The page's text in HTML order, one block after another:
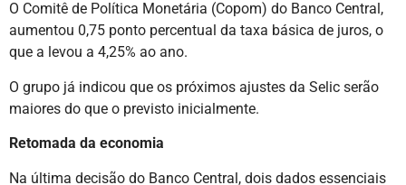
O Comitê de Política Monetária (Copom) do Banco Central,
aumentou 0,75 ponto percentual da taxa básica de juros, o
que a levou a 4,25% ao ano.
O grupo já indicou que os próximos ajustes da Selic serão
maiores do que o previsto inicialmente.
Retomada da economia
Na última decisão do Banco Central, dois dados essenciais